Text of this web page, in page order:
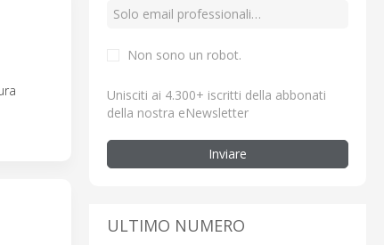
Non sono un robot.
Unisciti ai 4.300+ iscritti della abbonati
della nostra eNewsletter
Inviare
ULTIMO NUMERO